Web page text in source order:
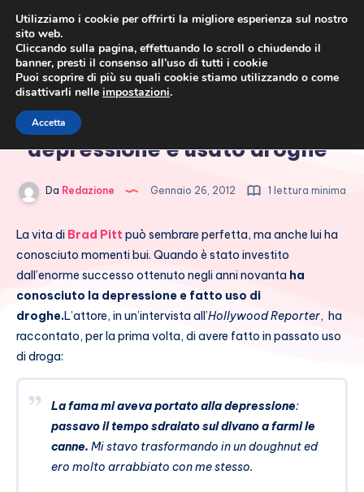
Brad Pitt: “Ho conosciuto la
depressione e usato droghe”
Da Redazione Gennaio 26, 2012 1 lettura minima
La vita di Brad Pitt può sembrare perfetta, ma anche lui ha
conosciuto momenti bui. Quando è stato investito
dall’enorme successo ottenuto negli anni novanta ha
conosciuto la depressione e fatto uso di
droghe.L’attore, in un’intervista all’Hollywood Reporter, ha
raccontato, per la prima volta, di avere fatto in passato uso
di droga:
La fama mi aveva portato alla depressione:
passavo il tempo sdraiato sul divano a farmi le
canne. Mi stavo trasformando in un doughnut ed
ero molto arrabbiato con me stesso.
Utilizziamo i cookie per offrirti la migliore esperienza sul nostro
sito web.
Cliccando sulla pagina, effettuando lo scroll o chiudendo il
banner, presti il consenso all’uso di tutti i cookie
Puoi scoprire di più su quali cookie stiamo utilizzando o come
disattivarli nelle impostazioni.
Accetta